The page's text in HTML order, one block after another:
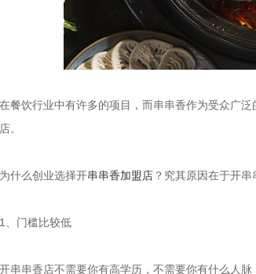
在餐饮行业中有许多的项目，而串串香作为受众广
。
为什么创业选择开串串香加盟店 ？究其原因在于开串
1、门槛比较低
开串串香店不需要你有高学历，不需要你有什么人